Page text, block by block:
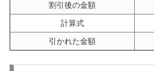
割引後の金額
計算式
引かれた金額